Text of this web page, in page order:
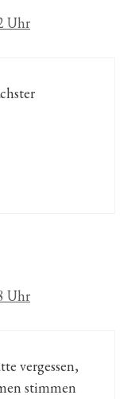
Uhr
Uhr
vergessen,
stimmen